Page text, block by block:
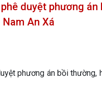
duyệt phương
An Xá
phương án bồi